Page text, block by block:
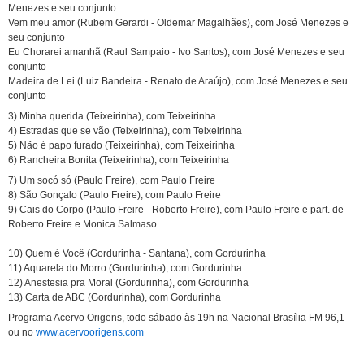
Menezes e seu conjunto
Vem meu amor (Rubem Gerardi - Oldemar Magalhães), com José Menezes e
seu conjunto
Eu Chorarei amanhã (Raul Sampaio - Ivo Santos), com José Menezes e seu
conjunto
Madeira de Lei (Luiz Bandeira - Renato de Araújo), com José Menezes e seu
conjunto
3) Minha querida (Teixeirinha), com Teixeirinha
4) Estradas que se vão (Teixeirinha), com Teixeirinha
5) Não é papo furado (Teixeirinha), com Teixeirinha
6) Rancheira Bonita (Teixeirinha), com Teixeirinha
7) Um socó só (Paulo Freire), com Paulo Freire
8) São Gonçalo (Paulo Freire), com Paulo Freire
9) Cais do Corpo (Paulo Freire - Roberto Freire), com Paulo Freire e part. de
Roberto Freire e Monica Salmaso
10) Quem é Você (Gordurinha - Santana), com Gordurinha
11) Aquarela do Morro (Gordurinha), com Gordurinha
12) Anestesia pra Moral (Gordurinha), com Gordurinha
13) Carta de ABC (Gordurinha), com Gordurinha
Programa Acervo Origens, todo sábado às 19h na Nacional Brasília FM 96,1
ou no www.acervoorigens.com